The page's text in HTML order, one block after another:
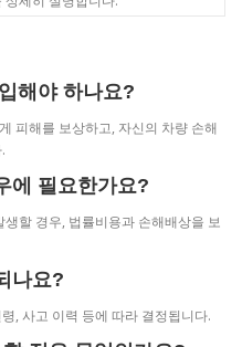
해야 하나요?
피해를 보상하고, 자신의 차량 손해
에 필요한가요?
할 경우, 법률비용과 손해배상을 보
나요?
, 사고 이력 등에 따라 결정됩니다.